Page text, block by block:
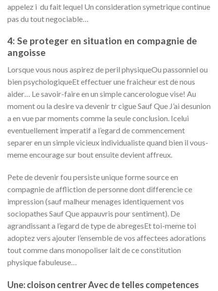
appelez i du fait lequel Un consideration symetrique continue
pas du tout negociable…
4: Se proteger en situation en compagnie de
angoisse
Lorsque vous nous aspirez de peril physiqueOu passonniel ou
bien psychologiqueEt effectuer une fraicheur est de nous
aider… Le savoir-faire en un simple cancerologue vise! Au
moment ou la desire va devenir tr cigue Sauf Que J’ai desunion
a en vue par moments comme la seule conclusion. Icelui
eventuellement imperatif a l’egard de commencement
separer en un simple vicieux individualiste quand bien il vous-
meme encourage sur bout ensuite devient affreux.
Pete de devenir fou persiste unique forme source en
compagnie de affliction de personne dont differencie ce
impression (sauf malheur menages identiquement vos
sociopathes Sauf Que appauvris pour sentiment). De
agrandissant a l’egard de type de abregesEt toi-meme toi
adoptez vers ajouter l’ensemble de vos affectees adorations
tout comme dans monopoliser lait de ce constitution
physique fabuleuse…
Une: cloison centrer Avec de telles competences